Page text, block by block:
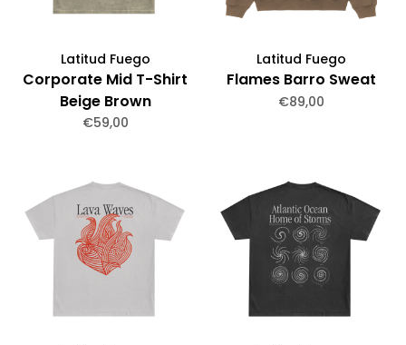
Latitud Fuego
Corporate Mid T-Shirt
Beige Brown
€59,00
Latitud Fuego
Flames Barro Sweat
€89,00